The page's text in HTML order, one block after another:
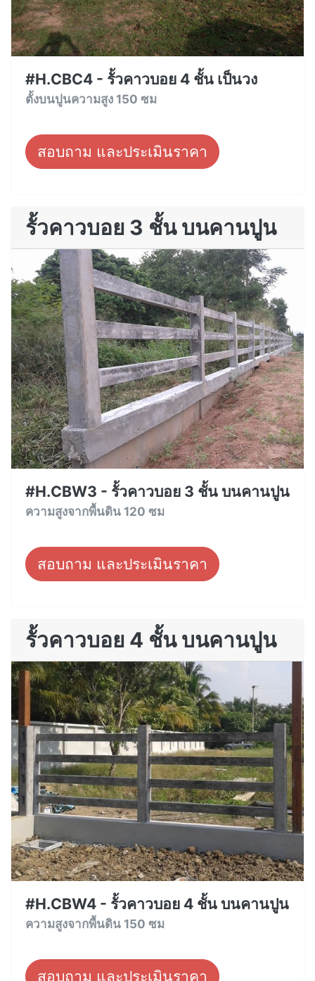
#H.CBC4 - รั้วคาวบอย 4 ชั้น เป็นวง
ตั้งบนปูนความสูง 150 ซม
สอบถาม และประเมินราคา
รั้วคาวบอย 3 ชั้น บนคานปูน
#H.CBW3 - รั้วคาวบอย 3 ชั้น บนคานปูน
ความสูงจากพื้นดิน 120 ซม
สอบถาม และประเมินราคา
รั้วคาวบอย 4 ชั้น บนคานปูน
#H.CBW4 - รั้วคาวบอย 4 ชั้น บนคานปูน
ความสูงจากพื้นดิน 150 ซม
สอบถาม และประเมินราคา